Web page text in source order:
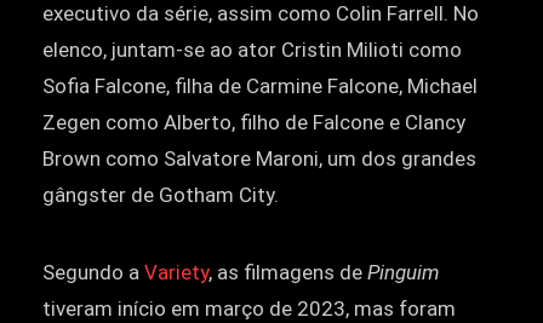
executivo da série, assim como Colin Farrell. No
elenco, juntam-se ao ator Cristin Milioti como
Sofia Falcone, filha de Carmine Falcone, Michael
Zegen como Alberto, filho de Falcone e Clancy
Brown como Salvatore Maroni, um dos grandes
gângster de Gotham City.
Segundo a Variety, as filmagens de Pinguim
tiveram início em março de 2023, mas foram